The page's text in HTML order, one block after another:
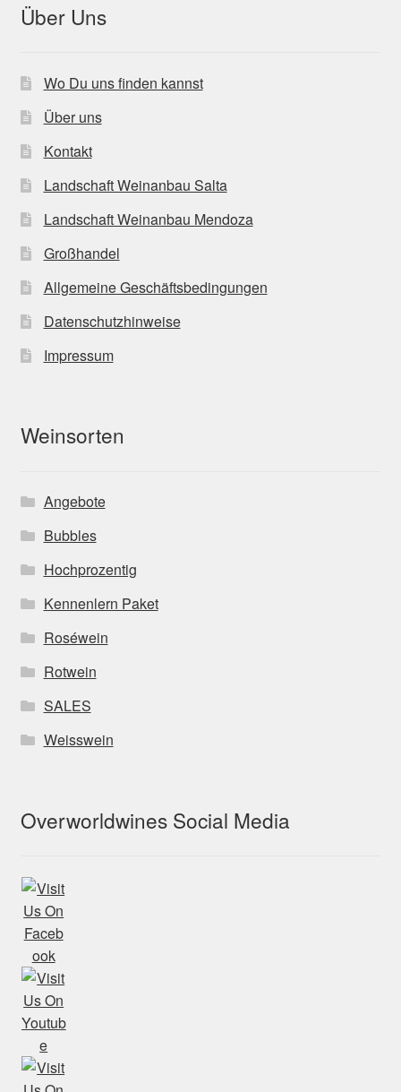
Über Uns
Wo Du uns finden kannst
Über uns
Kontakt
Landschaft Weinanbau Salta
Landschaft Weinanbau Mendoza
Großhandel
Allgemeine Geschäftsbedingungen
Datenschutzhinweise
Impressum
Weinsorten
Angebote
Bubbles
Hochprozentig
Kennenlern Paket
Roséwein
Rotwein
SALES
Weisswein
Overworldwines Social Media